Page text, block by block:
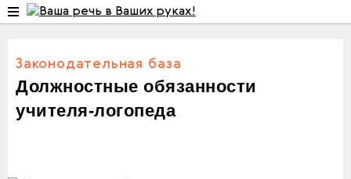
Законодательная база
Должностные обязанности
учителя-логопеда